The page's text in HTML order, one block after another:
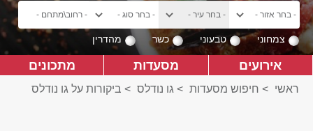
צמחוני טבעוני כשר מהדרין
אירועים מסעדות מתכונים
ראשי > חיפוש מסעדות > גו נודלס > ביקורות על גו נודלס